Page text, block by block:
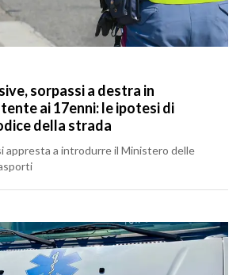
sorpassi a destra in
ai 17enni: le ipotesi di
della strada
appresta a introdurre il Ministero delle